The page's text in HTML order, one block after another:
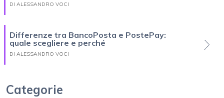
DI ALESSANDRO VOCI
Differenze tra BancoPosta e PostePay:
quale scegliere e perché
DI ALESSANDRO VOCI
Categorie